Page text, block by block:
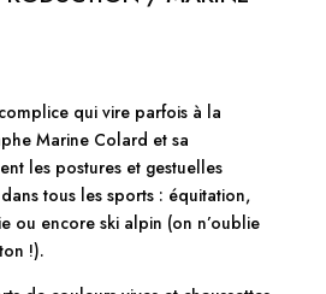
qui vire parfois à la
Marine Colard et sa
les postures et gestuelles
tous les sports : équitation,
ou encore ski alpin (on n’oublie
!).